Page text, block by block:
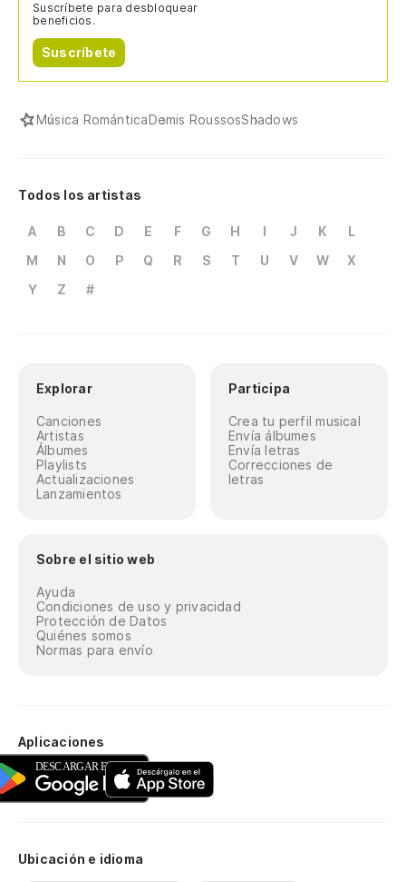
Suscríbete para desbloquear
beneficios.
Suscríbete
Música RománticaDemis RoussosShadows
Todos los artistas
A B C D E F G H I J K
L
M
N O P Q R S T U V W
X
Y
Z #
Explorar
Canciones
Artistas
Álbumes
Playlists
Actualizaciones
Lanzamientos
Participa
Crea tu perfil musical
Envía álbumes
Envía letras
Correcciones de
letras
Sobre el sitio web
Ayuda
Condiciones de uso y privacidad
Protección de Datos
Quiénes somos
Normas para envío
Aplicaciones
Ubicación e idioma